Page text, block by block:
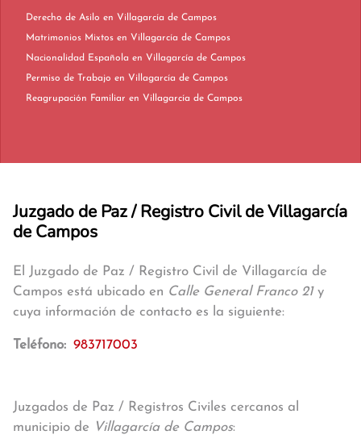
Derecho de Asilo en Villagarcía de Campos
Matrimonios Mixtos en Villagarcía de Campos
Nacionalidad Española en Villagarcía de Campos
Permiso de Trabajo en Villagarcía de Campos
Reagrupación Familiar en Villagarcía de Campos
Juzgado de Paz / Registro Civil de Villagarcía
de Campos
El Juzgado de Paz / Registro Civil de Villagarcía de
Campos está ubicado en Calle General Franco 21y
cuya información de contacto es la siguiente:
Teléfono: 983717003
Juzgados de Paz / Registros Civiles cercanos al
municipio de Villagarcía de Campos: